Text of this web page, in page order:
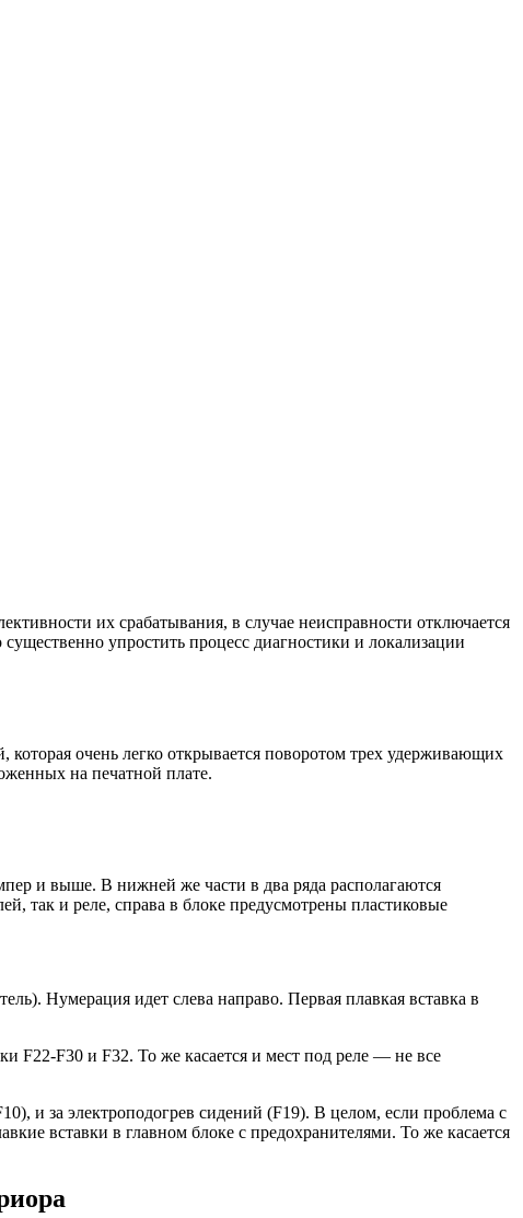
их срабатывания, в случае неисправности отключается
упростить процесс диагностики и локализации
очень легко открывается поворотом трех удерживающих
на печатной плате.
и выше. В нижней же части в два ряда располагаются
так и реле, справа в блоке предусмотрены пластиковые
Нумерация идет слева направо. Первая плавкая вставка в
F22-F30 и F32. То же касается и мест под реле — не все
и за электроподогрев сидений (F19). В целом, если проблема с
вставки в главном блоке с предохранителями. То же касается